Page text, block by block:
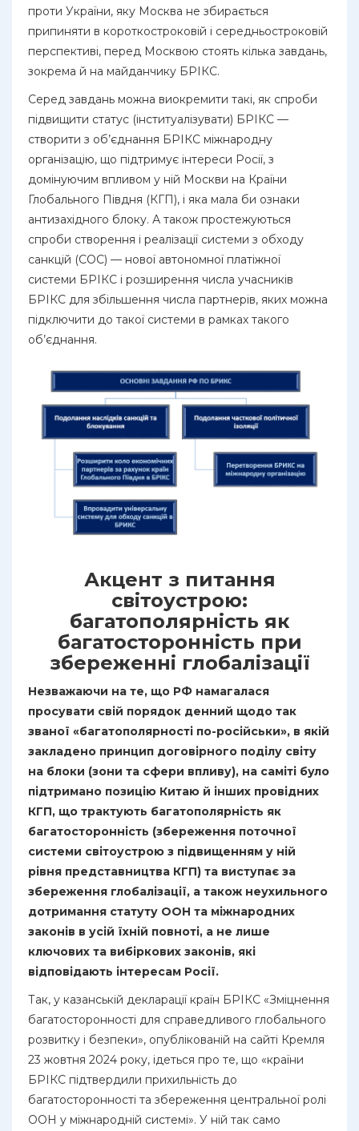
проти України, яку Москва не збирається
припиняти в короткостроковій і середньостроковій
перспективі, перед Москвою стоять кілька завдань,
зокрема й на майданчику БРІКС.
Серед завдань можна виокремити такі, як спроби
підвищити статус (інституалізувати) БРІКС —
створити з об’єднання БРІКС міжнародну
організацію, що підтримує інтереси Росії, з
домінуючим впливом у ній Москви на Країни
Глобального Півдня (КГП), і яка мала би ознаки
антизахідного блоку. А також простежуються
спроби створення і реалізації системи з обходу
санкцій (СОС) — нової автономної платіжної
системи БРІКС і розширення числа учасників
БРІКС для збільшення числа партнерів, яких можна
підключити до такої системи в рамках такого
об’єднання.
Акцент з питання
світоустрою:
багатополярність як
багатосторонність при
збереженні глобалізації
Незважаючи на те, що РФ намагалася
просувати свій порядок денний щодо так
званої «багатополярності по-російськи», в якій
закладено принцип договірного поділу світу
на блоки (зони та сфери впливу), на саміті було
підтримано позицію Китаю й інших провідних
КГП, що трактують багатополярність як
багатосторонність (збереження поточної
системи світоустрою з підвищенням у ній
рівня представництва КГП) та виступає за
збереження глобалізації, а також неухильного
дотримання статуту ООН та міжнародних
законів в усій їхній повноті, а не лише
ключових та вибіркових законів, які
відповідають інтересам Росії.
Так, у казанській декларації країн БРІКС «Зміцнення
багатосторонності для справедливого глобального
розвитку і безпеки», опублікованій на сайті Кремля
23 жовтня 2024 року, ідеться про те, що «країни
БРІКС підтвердили прихильність до
багатосторонності та збереження центральної ролі
ООН у міжнародній системі». У ній так само